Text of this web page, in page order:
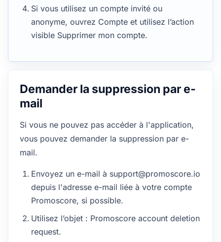
Si vous utilisez un compte invité ou
anonyme, ouvrez Compte et utilisez l’action
visible Supprimer mon compte.
Demander la suppression par e-
mail
Si vous ne pouvez pas accéder à l'application,
vous pouvez demander la suppression par e-
mail.
Envoyez un e-mail à support@promoscore.io
depuis l'adresse e-mail liée à votre compte
Promoscore, si possible.
Utilisez l’objet : Promoscore account deletion
request.